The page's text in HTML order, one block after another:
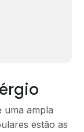
uma ampla
estão as